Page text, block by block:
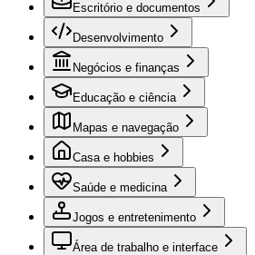
Escritório e documentos
Desenvolvimento
Negócios e finanças
Educação e ciência
Mapas e navegação
Casa e hobbies
Saúde e medicina
Jogos e entretenimento
Área de trabalho e interface